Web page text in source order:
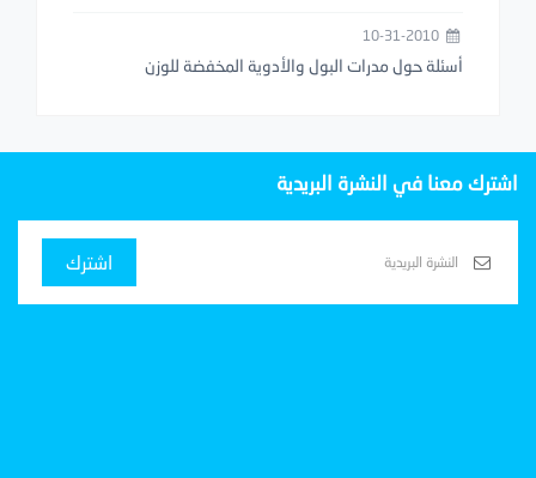
أسئلة حول مدرات البول والأدوية المخفضة للوزن
اشترك معنا في النشرة البريدية
اشترك